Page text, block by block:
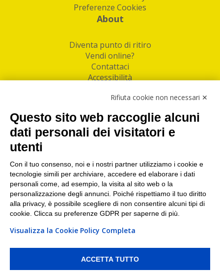
Preferenze Cookies
About
Diventa punto di ritiro
Vendi online?
Contattaci
Accessibilità
Facebook
Linkedin
I nostri punti di ritiro e spedizione pacchi nelle
maggiori città italiane
Torino|Milano|Roma|Bologna|Firenze| Genova
Napoli|Varese
PI/CF/N°Iscr.: 10821360012 | REA: RM 1494760 | Cap.Soc.: 50.000€ |
Whistleblowing|Privacy |Preferenze Cookies
Rifiuta cookie non necessari ✕
Questo sito web raccoglie alcuni
dati personali dei visitatori e
utenti
Con il tuo consenso, noi e i nostri partner utilizziamo i cookie e
tecnologie simili per archiviare, accedere ed elaborare i dati
personali come, ad esempio, la visita al sito web o la
personalizzazione degli annunci. Poiché rispettiamo il tuo diritto
alla privacy, è possibile scegliere di non consentire alcuni tipi di
cookie. Clicca su preferenze GDPR per saperne di più.
Visualizza la Cookie Policy Completa
ACCETTA TUTTO